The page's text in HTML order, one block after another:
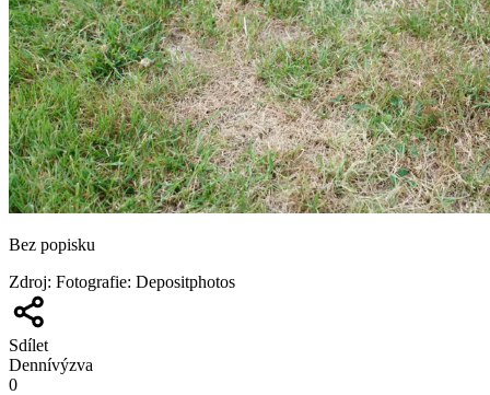
Bez popisku
Zdroj: Fotografie: Depositphotos
Sdílet
Dennívýzva
0